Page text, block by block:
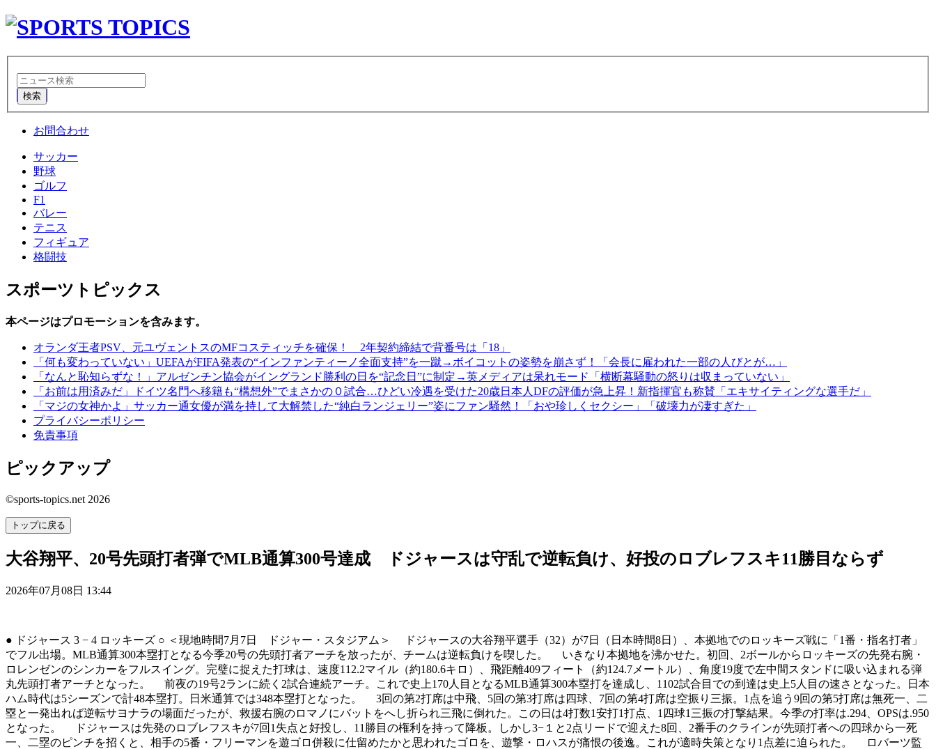
検索
お問合わせ
サッカー
野球
ゴルフ
F1
バレー
テニス
フィギュア
格闘技
スポーツトピックス
本ページはプロモーションを含みます。
オランダ王者PSV、元ユヴェントスのMFコスティッチを確保！ 2年契約締結で背番号は「18」
「何も変わっていない」UEFAがFIFA発表の“インファンティーノ全面支持”を一蹴→ボイコットの姿勢を崩さず！「会長に雇われた一部の人びとが…」
「なんと恥知らずな！」アルゼンチン協会がイングランド勝利の日を“記念日”に制定→英メディアは呆れモード「横断幕騒動の怒りは収まっていない」
「お前は用済みだ」ドイツ名門へ移籍も“構想外”でまさかの０試合…ひどい冷遇を受けた20歳日本人DFの評価が急上昇！新指揮官も称賛「エキサイティングな選手だ」
「マジの女神かよ」サッカー通女優が満を持して大解禁した“純白ランジェリー”姿にファン騒然！「おや珍しくセクシー」「破壊力が凄すぎた」
プライバシーポリシー
免責事項
ピックアップ
©sports-topics.net 2026
トップに戻る
大谷翔平、20号先頭打者弾でMLB通算300号達成 ドジャースは守乱で逆転負け、好投のロブレフスキ11勝目ならず
2026年07月08日 13:44
● ドジャース 3 − 4 ロッキーズ ○ ＜現地時間7月7日 ドジャー・スタジアム＞ ドジャースの大谷翔平選手（32）が7日（日本時間8日）、本拠地でのロッキーズ戦に「1番・指名打者」
でフル出場。MLB通算300本塁打となる今季20号の先頭打者アーチを放ったが、チームは逆転負けを喫した。 いきなり本拠地を沸かせた。初回、2ボールからロッキーズの先発右腕・
ロレンゼンのシンカーをフルスイング。完璧に捉えた打球は、速度112.2マイル（約180.6キロ）、飛距離409フィート（約124.7メートル）、角度19度で左中間スタンドに吸い込まれる弾
丸先頭打者アーチとなった。 前夜の19号2ランに続く2試合連続アーチ。これで史上170人目となるMLB通算300本塁打を達成し、1102試合目での到達は史上5人目の速さとなった。日本
ハム時代は5シーズンで計48本塁打。日米通算では348本塁打となった。 3回の第2打席は中飛、5回の第3打席は四球、7回の第4打席は空振り三振。1点を追う9回の第5打席は無死一、二
塁と一発出れば逆転サヨナラの場面だったが、救援右腕のロマノにバットをへし折られ三飛に倒れた。この日は4打数1安打1打点、1四球1三振の打撃結果。今季の打率は.294、OPSは.950
となった。 ドジャースは先発のロブレフスキが7回1失点と好投し、11勝目の権利を持って降板。しかし3−１と2点リードで迎えた8回、2番手のクラインが先頭打者への四球から一死
一、二塁のピンチを招くと、相手の5番・フリーマンを遊ゴロ併殺に仕留めたかと思われたゴロを、遊撃・ロハスが痛恨の後逸。これが適時失策となり1点差に迫られた。 ロバーツ監